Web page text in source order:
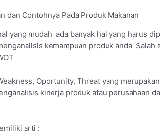
yang mudah, ada banyak hal yang harus
kemampuan produk anda.
Oportunity, Threat yang
kinerja produk atau perusahaan
arti :